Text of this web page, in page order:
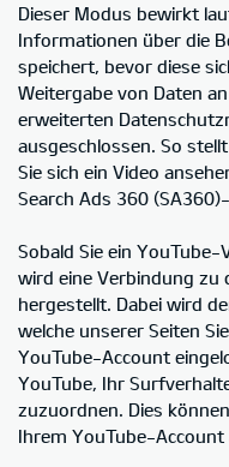
Dieser Modus bewirkt
Informationen über die
speichert, bevor diese
Weitergabe von Daten
erweiterten
ausgeschlossen. So
Sie sich ein Video
Search Ads 360
Sobald Sie ein
wird eine Verbindung zu
hergestellt. Dabei wird
welche unserer Seiten
YouTube-Account
YouTube, Ihr
zuzuordnen. Dies
Ihrem YouTube-Account